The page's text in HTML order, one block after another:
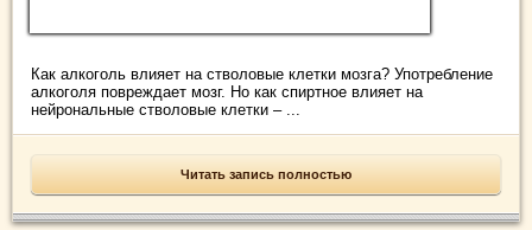
Как алкоголь влияет на стволовые клетки мозга? Употребление
алкоголя повреждает мозг. Но как спиртное влияет на
нейрональные стволовые клетки – ...
Читать запись полностью